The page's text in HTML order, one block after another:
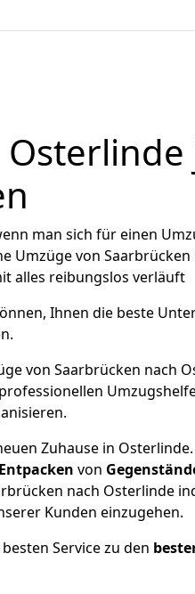
man sich für einen
Umzüge von
alles reibungslos verläuft
Ihnen die beste
von Saarbrücken nach
Zuhause in Osterlinde.
Entpacken von
nach Osterlinde
Kunden einzugehen.
Service zu den